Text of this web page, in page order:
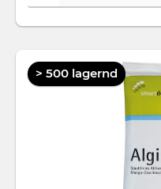
> 500 lagernd